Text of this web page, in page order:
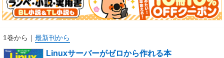
ドです。
入門者がつまずきやすいネットワークの設定やサーバー上で動かすサービ
ます。
Linuxへの理解が深まるのはもちろん、世の中では有料となるような高機能
なWebサービスを自前で持つことも夢ではありません。
1巻から ｜ 最新刊から
Linuxサーバーがゼロから作れる本